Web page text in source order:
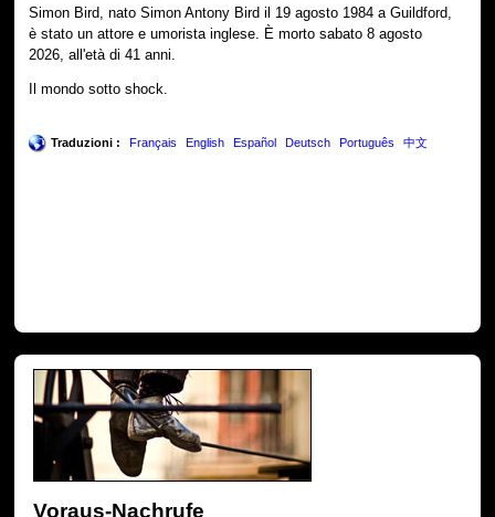
Simon Bird, nato Simon Antony Bird il 19 agosto 1984 a Guildford,
è stato un attore e umorista inglese. È morto sabato 8 agosto
2026, all'età di 41 anni.
Il mondo sotto shock.
Traduzioni : Français English Español Deutsch Português 中文
Voraus-Nachrufe